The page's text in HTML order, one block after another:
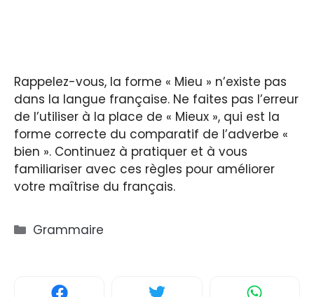
Rappelez-vous, la forme « Mieu » n’existe pas
dans la langue française. Ne faites pas l’erreur
de l’utiliser à la place de « Mieux », qui est la
forme correcte du comparatif de l’adverbe «
bien ». Continuez à pratiquer et à vous
familiariser avec ces règles pour améliorer
votre maîtrise du français.
Catégories
Grammaire